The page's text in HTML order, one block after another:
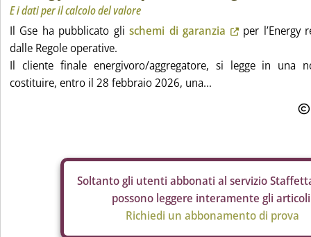
E i dati per il calcolo del valore
Il Gse ha pubblicato glischemi di garanzia
per l’Energy
dalle Regole operative.
Il cliente finale energivoro/aggregatore, si legge in una
costituire, entro il 28 febbraio 2026, una...
Soltanto gli utenti abbonati al servizio
possono leggere interamente gli
Richiedi un abbonamento di prova